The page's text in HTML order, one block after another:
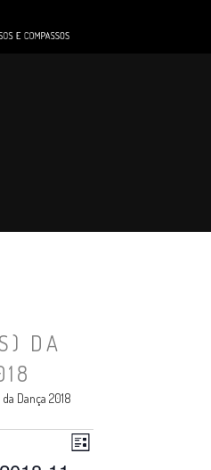
DA
Dança 2018
Navegação
Navegação
Lista